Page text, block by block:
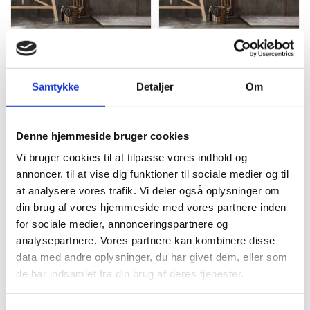
Samtykke Detaljer Om
Denne hjemmeside bruger cookies
Vi bruger cookies til at tilpasse vores indhold og
annoncer, til at vise dig funktioner til sociale medier og til
at analysere vores trafik. Vi deler også oplysninger om
din brug af vores hjemmeside med vores partnere inden
for sociale medier, annonceringspartnere og
analysepartnere. Vores partnere kan kombinere disse
data med andre oplysninger, du har givet dem, eller som
de har indsamlet fra din brug af deres tjenester.
Stella Silver 30x60
539,00kr.
oprindelige
var:
539,00 kr..
349,00
aktuelle
er:
349,00 kr..
Stella Silver 60x120
670,00
Den
oprindelige
var:
670,00 kr..
kr.
Den
aktuelle
er:
490,00 kr..
m2
Stella Silver 60x60
599,00kr.
Den
399,00kr.
Den
m2
Stella White rect. 60x120
670,00kr.
Den
490,00kr.
Den